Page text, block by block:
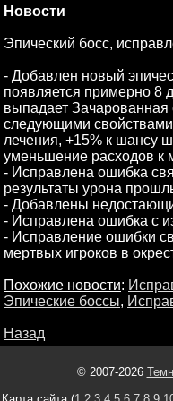
Новости
Эпический босс,
- Добавлен новый
появляется примерно 8
выпадает
следующими
лечения, +15% к шансу
уменьшение расходов к
- Исправлена ошибка
результаты урона
- Добавлены
- Исправлена ошибка с
- Исправление ошибки
мертвых игроков в
Похожие новости:
Эпические боссы,
Назад
© 2007-2026